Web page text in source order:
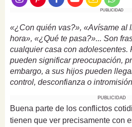
PUBLICIDAD
«¿Con quién vas?», «Avísame al
hora», «¿Qué te pasa?»... Son
cualquier casa con adolescentes.
pueden significar preocupación,
embargo, a sus hijos pueden
control, desconfianza o
PUBLICIDAD
Buena parte de los conflictos
tienen que ver precisamente con